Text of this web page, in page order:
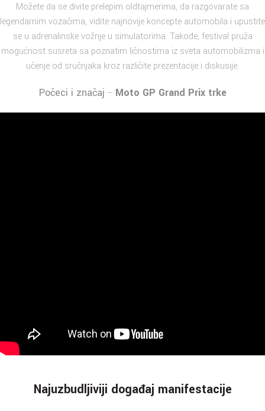
Možete da se divite prelepim oldtajmerima, da razgovarate sa
legendarnim vozačima, vidite najnovije koncepte automobila i upustite
se u adrenalinske vožnje u simulatorima. Takođe, festival pruža
mogućnost susreta sa poznatim ličnostima iz sveta automobilizma i
učenje od sručnjaka kroz različite prezentacije i diskusije.
Počeci i značaj – Moto GP Grand Prix trke
Najuzbudljiviji događaj manifestacije